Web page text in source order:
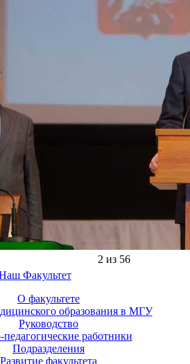
2 из 56
Факультет
О факультете
образования в МГУ
Руководство
работники
Подразделения
Развитие факультета